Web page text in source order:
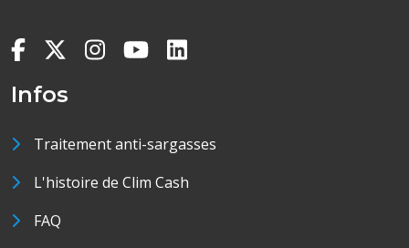
Infos
Traitement anti-sargasses
L'histoire de Clim Cash
FAQ